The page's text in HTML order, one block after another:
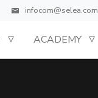
infocom@selea.com
ACADEMY